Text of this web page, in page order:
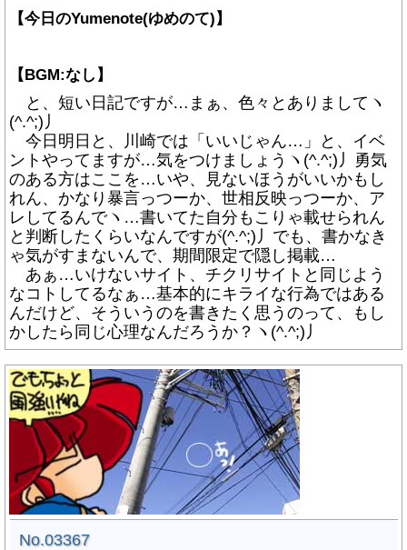
【今日のYumenote(ゆめのて)】
【BGM:なし】
と、短い日記ですが…まぁ、色々とありましてヽ
(^.^;)丿
今日明日と、川崎では「いいじゃん…」と、イベ
ントやってますが…気をつけましょうヽ(^.^;)丿勇気
のある方はここを…いや、見ないほうがいいかもし
れん、かなり暴言っつーか、世相反映っつーか、ア
レしてるんでヽ…書いてた自分もこりゃ載せられん
と判断したくらいなんですが(^.^;)丿でも、書かなき
ゃ気がすまないんで、期間限定で隠し掲載…
あぁ…いけないサイト、チクリサイトと同じよう
なコトしてるなぁ…基本的にキライな行為ではある
んだけど、そういうのを書きたく思うのって、もし
かしたら同じ心理なんだろうか？ヽ(^.^;)丿
No.03367